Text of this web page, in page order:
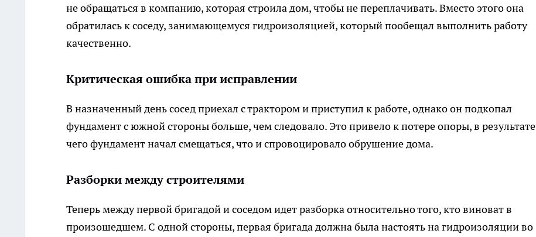
не обращаться в компанию, которая строила дом, чтобы не переплачивать. Вместо этого она
обратилась к соседу, занимающемуся гидроизоляцией, который пообещал выполнить работу
качественно.
Критическая ошибка при исправлении
В назначенный день сосед приехал с трактором и приступил к работе, однако он подкопал
фундамент с южной стороны больше, чем следовало. Это привело к потере опоры, в результате
чего фундамент начал смещаться, что и спровоцировало обрушение дома.
Разборки между строителями
Теперь между первой бригадой и соседом идет разборка относительно того, кто виноват в
произошедшем. С одной стороны, первая бригада должна была настоять на гидроизоляции во